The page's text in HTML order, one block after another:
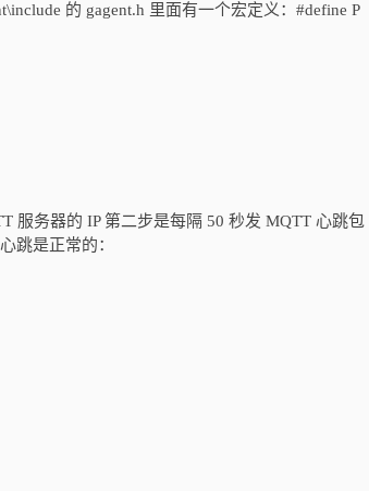
的 gagent.h 里面有一个宏定义：#define P
服务器的 IP 第二步是每隔 50 秒发 MQTT 心跳包
跳是正常的：